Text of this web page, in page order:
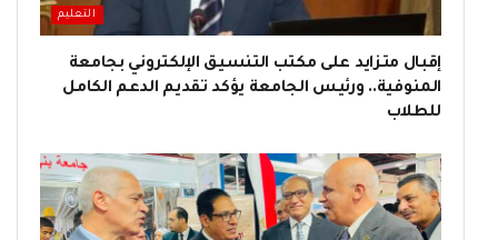
التعليم
إقبال متزايد على مكتب التنسيق الإلكتروني بجامعة
المنوفية.. ورئيس الجامعة يؤكد تقديم الدعم الكامل
للطلاب